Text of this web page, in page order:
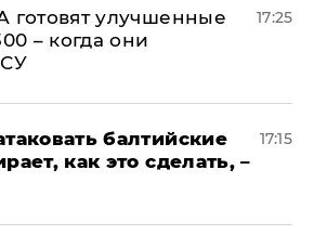
улучшенные
– когда они
17:25
балтийские
как это сделать, –
17:15